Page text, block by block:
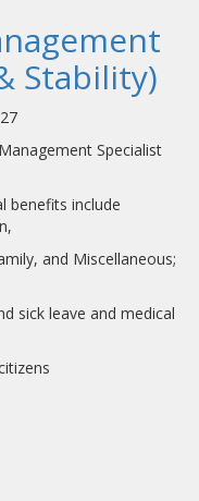
Stability)
Specialist
include
and medical